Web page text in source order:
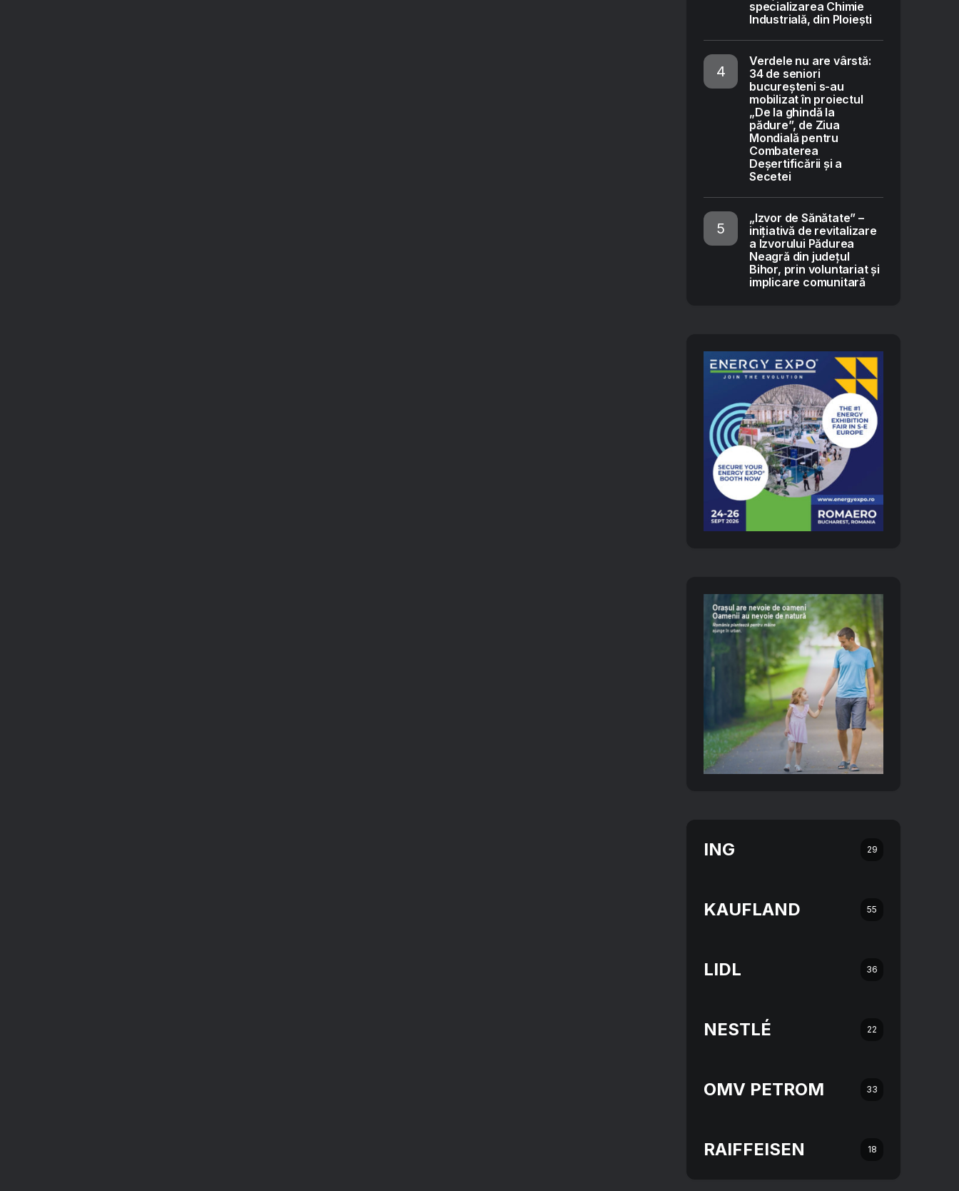
specializarea Chimie
Industrială, din Ploiești
Verdele nu are vârstă:
34 de seniori
bucureșteni s-au
mobilizat în proiectul
„De la ghindă la
pădure”, de Ziua
Mondială pentru
Combaterea
Deșertificării și a
Secetei
„Izvor de Sănătate” –
inițiativă de revitalizare
a Izvorului Pădurea
Neagră din județul
Bihor, prin voluntariat și
implicare comunitară
ING 29
KAUFLAND 55
LIDL 36
NESTLÉ 22
OMV PETROM 33
RAIFFEISEN 18